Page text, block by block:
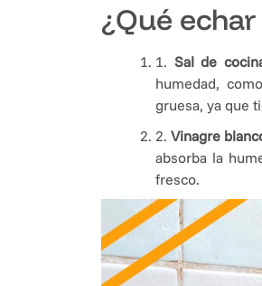
¿Qué
1. Sal de
humedad,
gruesa, ya que
2.Vinagre
absorba la
fresco.